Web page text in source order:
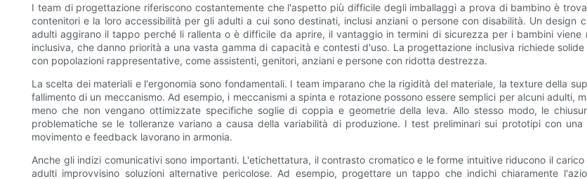
I team di progettazione riferiscono costantemente che l'aspetto più difficile degli imballaggi a prova di bambino è
contenitori e la loro accessibilità per gli adulti a cui sono destinati, inclusi anziani o persone con disabilità. Un
adulti aggirano il tappo perché li rallenta o è difficile da aprire, il vantaggio in termini di sicurezza per i bambini
inclusiva, che danno priorità a una vasta gamma di capacità e contesti d'uso. La progettazione inclusiva richiede
con popolazioni rappresentative, come assistenti, genitori, anziani e persone con ridotta destrezza.
La scelta dei materiali e l'ergonomia sono fondamentali. I team imparano che la rigidità del materiale, la texture della
fallimento di un meccanismo. Ad esempio, i meccanismi a spinta e rotazione possono essere semplici per alcuni
meno che non vengano ottimizzate specifiche soglie di coppia e geometrie della leva. Allo stesso modo, le
problematiche se le tolleranze variano a causa della variabilità di produzione. I test preliminari sui prototipi con
movimento e feedback lavorano in armonia.
Anche gli indizi comunicativi sono importanti. L'etichettatura, il contrasto cromatico e le forme intuitive riducono il
adulti improvvisino soluzioni alternative pericolose. Ad esempio, progettare un tappo che indichi chiaramente